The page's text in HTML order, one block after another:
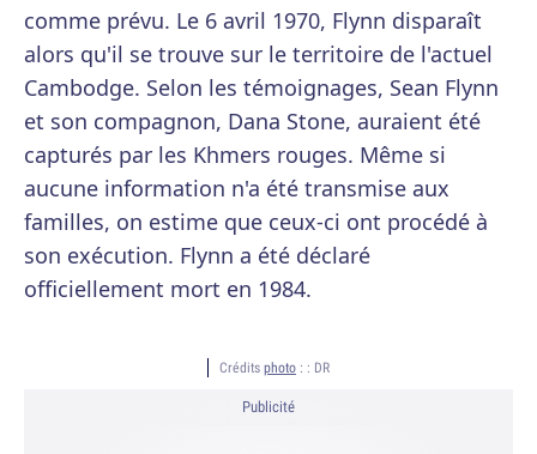
comme prévu. Le 6 avril 1970, Flynn disparaît
alors qu'il se trouve sur le territoire de l'actuel
Cambodge. Selon les témoignages, Sean Flynn
et son compagnon, Dana Stone, auraient été
capturés par les Khmers rouges. Même si
aucune information n'a été transmise aux
familles, on estime que ceux-ci ont procédé à
son exécution. Flynn a été déclaré
officiellement mort en 1984.
Crédits photo : : DR
Publicité